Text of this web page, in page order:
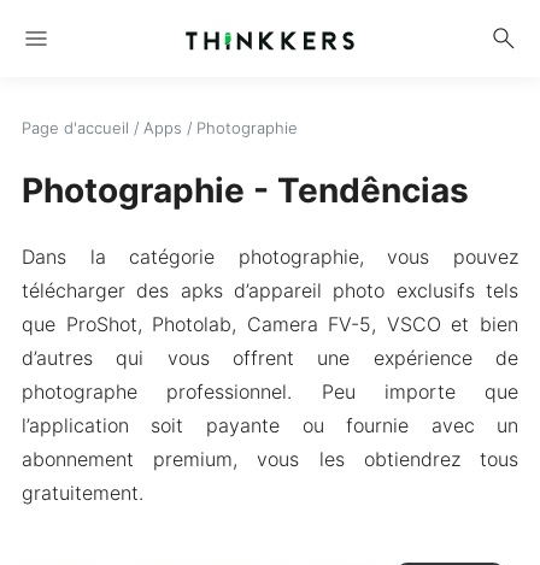
menu search
Page d'accueil / Apps / Photographie
Photographie - Tendências
Dans la catégorie photographie, vous pouvez
télécharger des apks d’appareil photo exclusifs tels
que ProShot, Photolab, Camera FV-5, VSCO et bien
d’autres qui vous offrent une expérience de
photographe professionnel. Peu importe que
l’application soit payante ou fournie avec un
abonnement premium, vous les obtiendrez tous
gratuitement.